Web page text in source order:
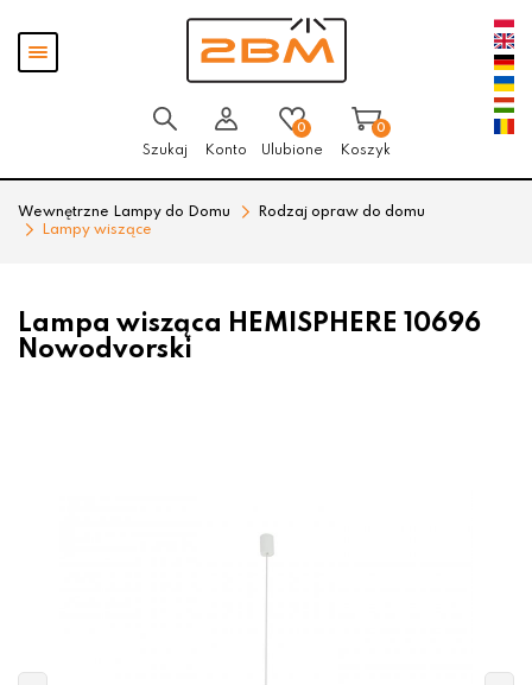
Pokaż
menu
Szukaj Konto
0
Ulubione
0
Koszyk
Wewnętrzne Lampy do Domu
Rodzaj opraw do domu
Lampy wiszące
Lampa wisząca HEMISPHERE 10696
Nowodvorski